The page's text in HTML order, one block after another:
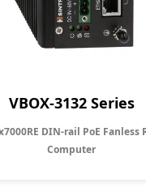
VBOX-3132 Series
DIN-rail PoE Fanless
Computer